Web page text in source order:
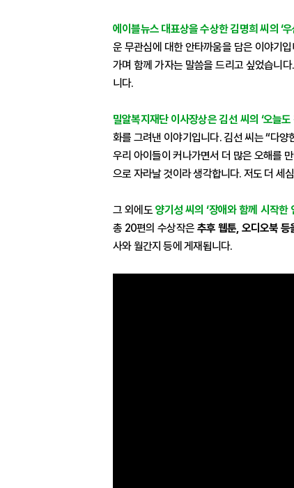
에이블뉴스 대표상을 수상한 김명희 씨의 ‘우
운 무관심에 대한 안타까움을 담은 이야기
가며 함께 가자는 말씀을 드리고 싶었습니
니다.
밀알복지재단 이사장상은 김선 씨의 ‘오늘도
화를 그려낸 이야기입니다. 김선 씨는 “다
우리 아이들이 커나가면서 더 많은 오해를
으로 자라날 것이라 생각합니다. 저도 더 세
그 외에도 양기성 씨의 ‘장애와 함께 시작
총 20편의 수상작은 추후 웹툰, 오디오북
사와 월간지 등에 게재됩니다.